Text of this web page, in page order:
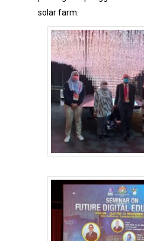
solar farm.